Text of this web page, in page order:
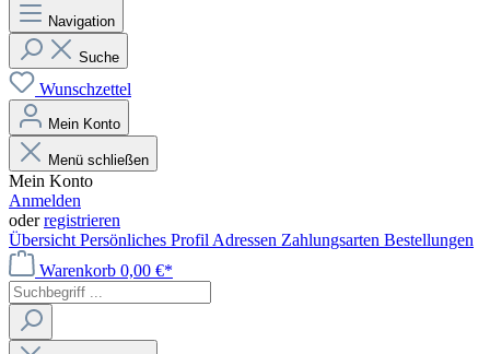
Navigation
Suche
Wunschzettel
Mein Konto
Menü schließen
Mein Konto
Anmelden
oderregistrieren
Übersicht Persönliches Profil Adressen Zahlungsarten Bestellungen
Warenkorb 0,00 €*